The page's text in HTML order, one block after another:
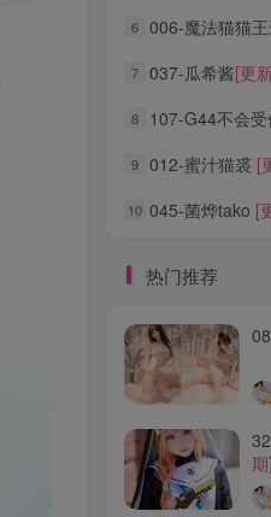
6 006-魔法猫猫
7 037-瓜希酱[更
8 107-G44不会
9 012-蜜汁猫裘 [
10 045-菌烨tako [
热门推荐
期]
6 006-魔法猫猫
7 037-瓜希酱[更
8 107-G44不会
9 012-蜜汁猫裘 [
10 045-菌烨tako [
标签云
龙年活动 龙宫地
龙姬
龙华妃咲JK
龙华妃咲
黛尔
黑馆晴奈
黑靡烟
黑贞德泳装
黑贞
黑见芹香
黑裤妹